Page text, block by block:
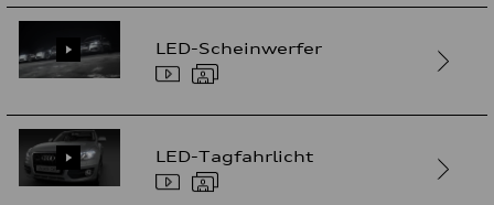
LED-Scheinwerfer
LED-Tagfahrlicht